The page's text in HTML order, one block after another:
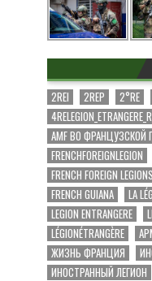
2REI 2REP 2°RE
AMF ВО ФРАНЦУЗСКОЙ
FRENCHFOREIGNLEGION
FRENCH FOREIGN
FRENCH GUIANA
LA
LEGION ENTRANGERE
LÉGIONÉTRANGÈRE
ЖИЗНЬ ФРАНЦИЯ
ИНОСТРАННЫЙ ЛЕГИОН